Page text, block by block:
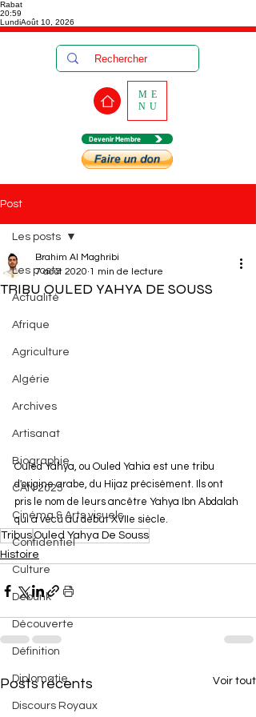
Rabat
20:59
LundiAoût 10, 2026
Devenir Membre
ME
NU
Post
Les posts
Actualité
Afrique
Agriculture
Algérie
Archives
Artisanat
Biographie
CAN 2025
Cinéma & Arts visuels
Confidentiel
Culture
Debunk
Découverte
Définition
Diplomatie
Discours Royaux
Les posts
TRIBU OULED YAHYA DE SOUSS
Brahim Al Maghribi
7 août 2020 1 min de lecture
Ouled Yahya, ou Ouled Yahia est une tribu
d'origine arabe, du Hijaz précisément. Ils ont
pris le nom de leurs ancêtre Yahya Ibn Abdalah
qui a vécu au debut XVIIe siècle.
TribusOuled Yahya De Souss
Histoire
Posts récents Voir tout